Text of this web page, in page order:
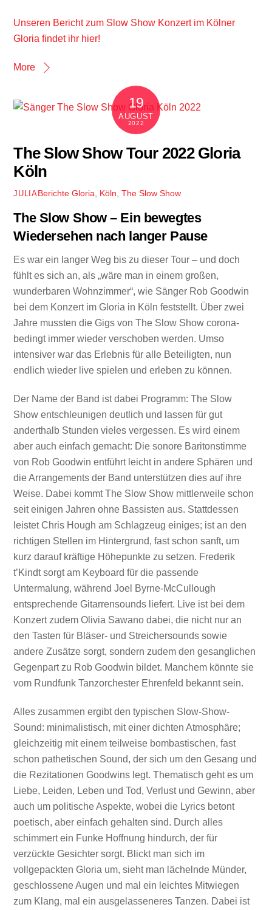
Unseren Bericht zum Slow Show Konzert im Kölner
Gloria findet ihr hier!
More
19
AUGUST
2022
The Slow Show Tour 2022 Gloria
Köln
JULIABerichte Gloria Köln The Slow Show
The Slow Show – Ein bewegtes
Wiedersehen nach langer Pause
Es war ein langer Weg bis zu dieser Tour – und doch
fühlt es sich an, als „wäre man in einem großen,
wunderbaren Wohnzimmer“, wie Sänger Rob Goodwin
bei dem Konzert im Gloria in Köln feststellt. Über zwei
Jahre mussten die Gigs von The Slow Show corona-
bedingt immer wieder verschoben werden. Umso
intensiver war das Erlebnis für alle Beteiligten, nun
endlich wieder live spielen und erleben zu können.
Der Name der Band ist dabei Programm: The Slow
Show entschleunigen deutlich und lassen für gut
anderthalb Stunden vieles vergessen. Es wird einem
aber auch einfach gemacht: Die sonore Baritonstimme
von Rob Goodwin entführt leicht in andere Sphären und
die Arrangements der Band unterstützen dies auf ihre
Weise. Dabei kommt The Slow Show mittlerweile schon
seit einigen Jahren ohne Bassisten aus. Stattdessen
leistet Chris Hough am Schlagzeug einiges; ist an den
richtigen Stellen im Hintergrund, fast schon sanft, um
kurz darauf kräftige Höhepunkte zu setzen. Frederik
t’Kindt sorgt am Keyboard für die passende
Untermalung, während Joel Byrne-McCullough
entsprechende Gitarrensounds liefert. Live ist bei dem
Konzert zudem Olivia Sawano dabei, die nicht nur an
den Tasten für Bläser- und Streichersounds sowie
andere Zusätze sorgt, sondern zudem den gesanglichen
Gegenpart zu Rob Goodwin bildet. Manchem könnte sie
vom Rundfunk Tanzorchester Ehrenfeld bekannt sein.
Alles zusammen ergibt den typischen Slow-Show-
Sound: minimalistisch, mit einer dichten Atmosphäre;
gleichzeitig mit einem teilweise bombastischen, fast
schon pathetischen Sound, der sich um den Gesang und
die Rezitationen Goodwins legt. Thematisch geht es um
Liebe, Leiden, Leben und Tod, Verlust und Gewinn, aber
auch um politische Aspekte, wobei die Lyrics betont
poetisch, aber einfach gehalten sind. Durch alles
schimmert ein Funke Hoffnung hindurch, der für
verzückte Gesichter sorgt. Blickt man sich im
vollgepackten Gloria um, sieht man lächelnde Münder,
geschlossene Augen und mal ein leichtes Mitwiegen
zum Klang, mal ein ausgelasseneres Tanzen. Dabei ist